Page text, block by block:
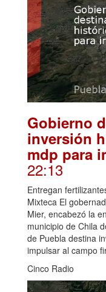
Gobierno
inversión
mdp para
22:13
Entregan
Mixteca El
Mier, encabezó la
municipio de Chila
de Puebla destina
impulsar al campo
Cinco Radio